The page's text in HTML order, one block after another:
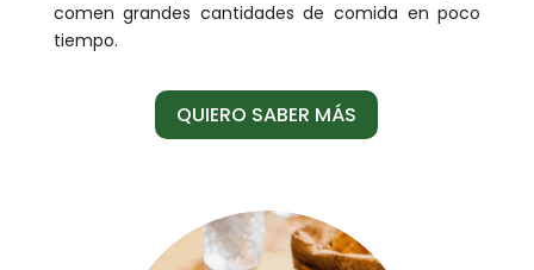
comen grandes cantidades de comida en poco
tiempo.
QUIERO SABER MÁS